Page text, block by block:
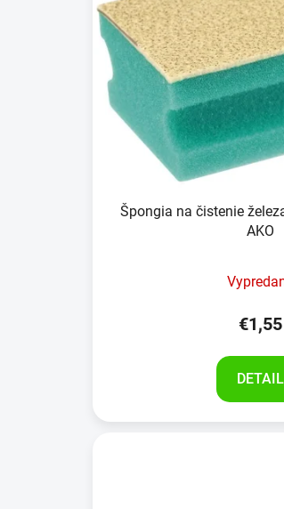
Špongia na čistenie
AKO
€1,55
DETAIL